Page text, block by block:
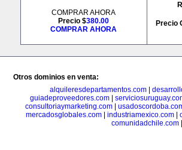
COMPRAR AHORA
Precio $380.00
COMPRAR AHORA
Precio
Otros dominios en venta:
alquileresdepartamentos.com
guiadeproveedores.com|
consultoriaymarketing.com
mercadosglobales.com| industriamexico.com|
comunidadchile.com|